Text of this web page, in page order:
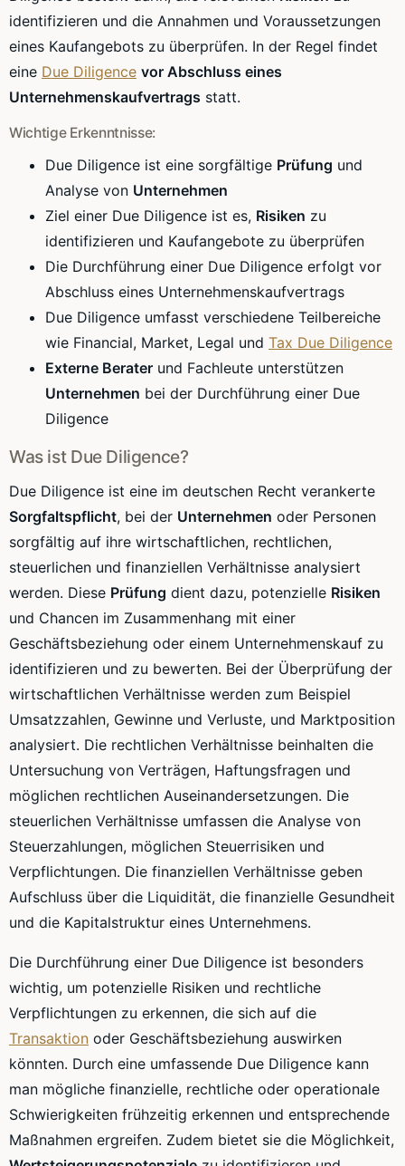
identifizieren und die Annahmen und Voraussetzungen
eines Kaufangebots zu überprüfen. In der Regel findet
eine Due Diligence vor Abschluss eines
Unternehmenskaufvertrags statt.
Wichtige Erkenntnisse:
Due Diligence ist eine sorgfältige Prüfung und
Analyse von Unternehmen
Ziel einer Due Diligence ist es, Risiken zu
identifizieren und Kaufangebote zu überprüfen
Die Durchführung einer Due Diligence erfolgt vor
Abschluss eines Unternehmenskaufvertrags
Due Diligence umfasst verschiedene Teilbereiche
wie Financial, Market, Legal und Tax Due Diligence
Externe Berater und Fachleute unterstützen
Unternehmen bei der Durchführung einer Due
Diligence
Was ist Due Diligence?
Due Diligence ist eine im deutschen Recht verankerte
Sorgfaltspflicht, bei der Unternehmen oder Personen
sorgfältig auf ihre wirtschaftlichen, rechtlichen,
steuerlichen und finanziellen Verhältnisse analysiert
werden. Diese Prüfung dient dazu, potenzielle Risiken
und Chancen im Zusammenhang mit einer
Geschäftsbeziehung oder einem Unternehmenskauf zu
identifizieren und zu bewerten. Bei der Überprüfung der
wirtschaftlichen Verhältnisse werden zum Beispiel
Umsatzzahlen, Gewinne und Verluste, und Marktposition
analysiert. Die rechtlichen Verhältnisse beinhalten die
Untersuchung von Verträgen, Haftungsfragen und
möglichen rechtlichen Auseinandersetzungen. Die
steuerlichen Verhältnisse umfassen die Analyse von
Steuerzahlungen, möglichen Steuerrisiken und
Verpflichtungen. Die finanziellen Verhältnisse geben
Aufschluss über die Liquidität, die finanzielle Gesundheit
und die Kapitalstruktur eines Unternehmens.
Die Durchführung einer Due Diligence ist besonders
wichtig, um potenzielle Risiken und rechtliche
Verpflichtungen zu erkennen, die sich auf die
Transaktion oder Geschäftsbeziehung auswirken
könnten. Durch eine umfassende Due Diligence kann
man mögliche finanzielle, rechtliche oder operationale
Schwierigkeiten frühzeitig erkennen und entsprechende
Maßnahmen ergreifen. Zudem bietet sie die Möglichkeit,